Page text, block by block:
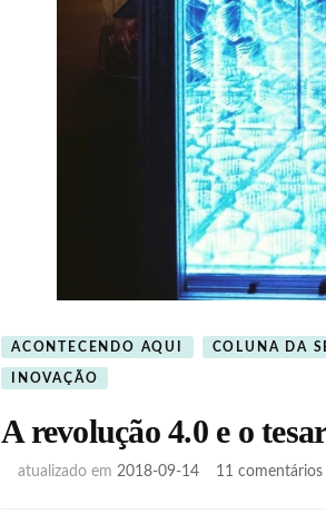
ACONTECENDO AQUI COLUNA DA
INOVAÇÃO
A revolução 4.0 e o
atualizado em 2018-09-14 11 comentários